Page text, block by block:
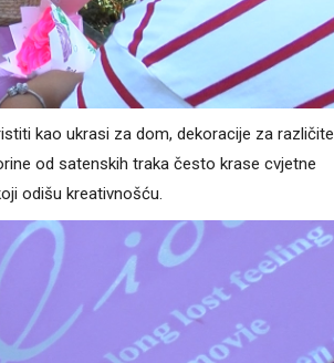
kao ukrasi za dom, dekoracije za različite
od satenskih traka često krase cvjetne
odišu kreativnošću.